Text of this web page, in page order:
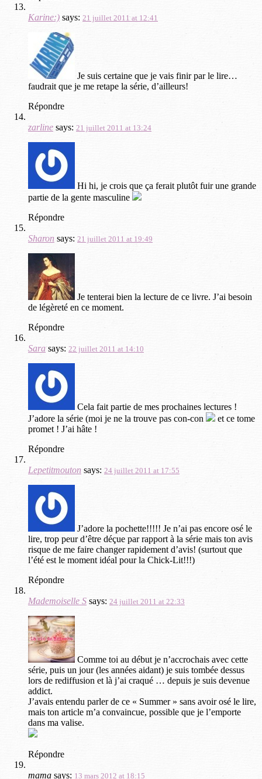
Karine:) says: 21 juillet 2011 at 12:41
Je suis certaine que je vais finir par le lire…
faudrait que je me retape la série, d’ailleurs!
Répondre
zarline says: 21 juillet 2011 at 13:24
Hi hi, je crois que ça ferait plutôt fuir une grande
partie de la gente masculine
Répondre
Sharon says: 21 juillet 2011 at 19:49
Je tenterai bien la lecture de ce livre. J’ai besoin
de légèreté en ce moment.
Répondre
Sara says: 22 juillet 2011 at 14:10
Cela fait partie de mes prochaines lectures !
J’adore la série (moi je ne la trouve pas con-con
et ce tome
promet ! J’ai hâte !
Répondre
Lepetitmouton says: 24 juillet 2011 at 17:55
J’adore la pochette!!!!! Je n’ai pas encore osé le
lire, trop peur d’être déçue par rapport à la série mais ton avis
risque de me faire changer rapidement d’avis! (surtout que
l’été est le moment idéal pour la Chick-Lit!!!)
Répondre
Mademoiselle S says: 24 juillet 2011 at 22:33
Comme toi au début je n’accrochais avec cette
série, puis un jour (les années aidant) je suis tombée dessus
lors de rediffusion et là j’ai craqué … depuis je suis devenue
addict.
J’avais entendu parler de ce « Summer » sans avoir osé le lire,
mais ton article m’a convaincue, possible que je l’emporte
dans ma valise.
Répondre
mama says: 13 mars 2012 at 18:15